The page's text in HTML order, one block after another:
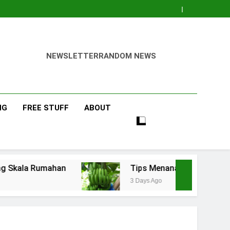
NEWSLETTERRANDOM NEWS
FREE STUFF ABOUT
Tips Menanam Pisang : Pentingnya Memilih Bibit yang